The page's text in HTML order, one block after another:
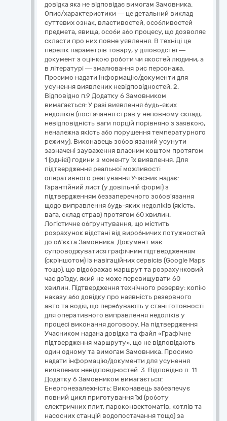
довідка яка не відповідає вимогам Замовника.
Опис/характеристики — це детальний виклад
суттєвих ознак, властивостей, особливостей
предмета, явища, особи або процесу, що дозволяє
скласти про них повне уявлення. В техніці це
перелік параметрів товару, у діловодстві —
документ з оцінкою роботи чи якостей людини, а
в літературі — змалювання рис персонажа.
Просимо надати інформацію/документи для
усунення виявлених невідповідностей. 2.
Відповідно п.9 Додатку 6 Замовником
вимагається: У разі виявлення будь-яких
недоліків (постачання страв у неповному складі,
невідповідність ваги порцій порівняно з заявкою,
неналежна якість або порушення температурного
режиму), Виконавець зобов’язаний усунути
зазначені зауваження власним коштом протягом
1 (однієї) години з моменту їх виявлення. Для
підтвердження реальної можливості
оперативного реагування Учасник надає:
Гарантійний лист (у довільній формі) з
підтвердженням беззаперечного зобов'язання
щодо виправлення будь-яких недоліків (якість,
вага, склад страв) протягом 60 хвилин.
Логістичне обґрунтування, що містить
розрахунок відстані від виробничих потужностей
до об'єкта Замовника. Документ має
супроводжуватися графічним підтвердженням
(скріншотом) із навігаційних сервісів (Google Maps
тощо), що відображає маршрут та розрахунковий
час доїзду, який не може перевищувати 60
хвилин. Підтвердження технічного резерву: копію
наказу або довідку про наявність резервного
авто та водія, що перебувають у стані готовності
для оперативного виправлення недоліків у
процесі виконання договору. На підтвердження
Учасником надана довідка та файл «Графічне
підтвердження маршруту», що не відповідають
один одному та вимогам Замовника. Просимо
надати інформацію/документи для усунення
виявлених невідповідностей. 3. Відповідно п. 11
Додатку 6 Замовником вимагається:
Енергонезалежність: Виконавець забезпечує
повний цикл приготування їжі (роботу
електричних плит, пароконвектоматів, котлів та
насосних станцій водопостачання тощо) за